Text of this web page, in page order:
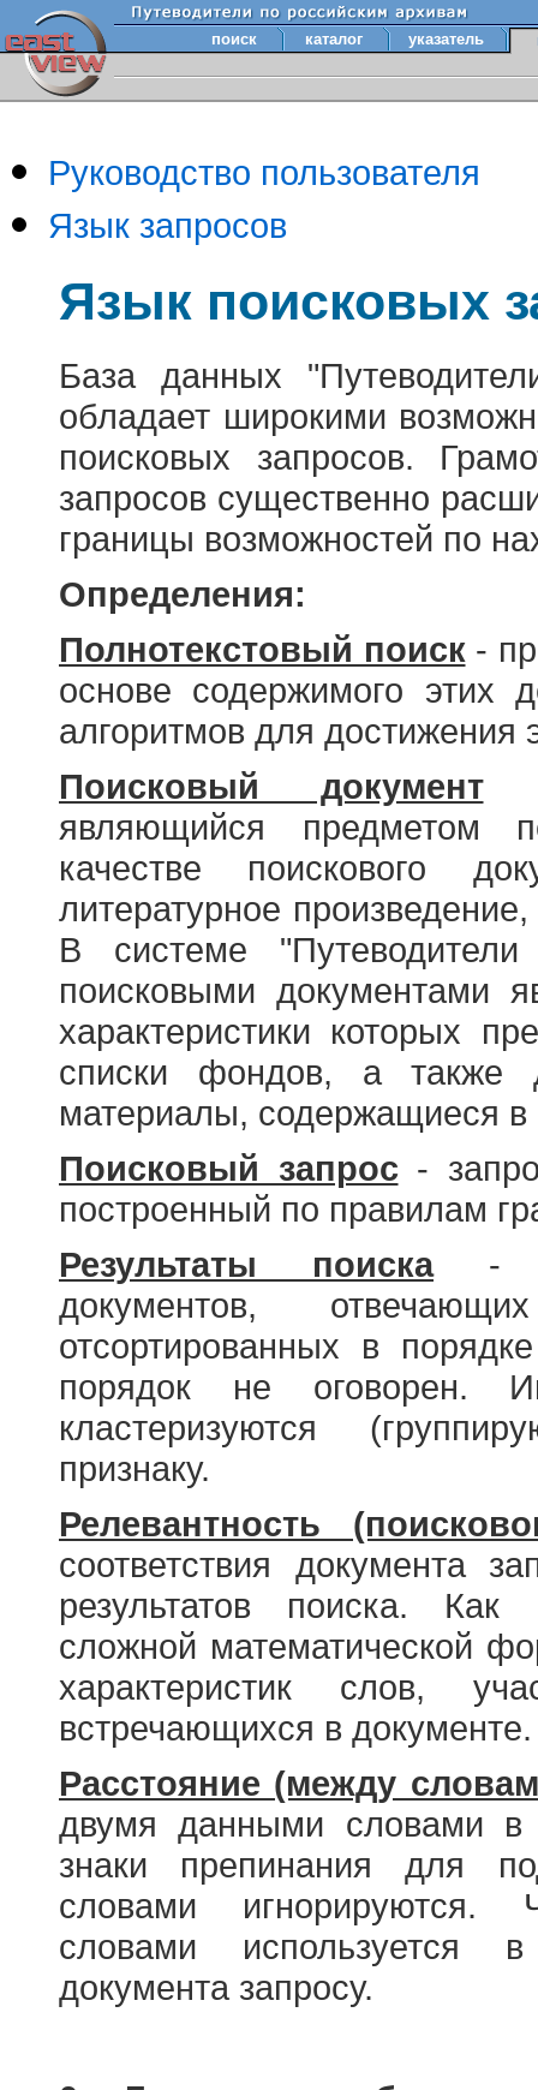
поиск каталог указатель
Руководство пользователя
Язык запросов
Язык поисковых
База данных
обладает широкими
поисковых запросов.
запросов существенно
границы возможностей по
Определения:
Полнотекстовый поиск-
основе содержимого этих
алгоритмов для достижения
Поисковый документ-
являющийся предметом
качестве поискового
литературное
В системе
поисковыми документами
характеристики которых
списки фондов, а также
материалы, содержащиеся в
Поисковый запрос-
построенный по правилам
Результаты поиска-
документов,
отсортированных в
порядок не оговорен.
кластеризуются
признаку.
Релевантность
соответствия документа
результатов поиска.
сложной математической
характеристик слов,
встречающихся в документе.
Расстояние (между
двумя данными словами в
знаки препинания для
словами игнорируются.
словами используется в
документа запросу.